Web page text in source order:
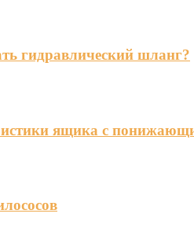
гидравлический шланг?
ящика с